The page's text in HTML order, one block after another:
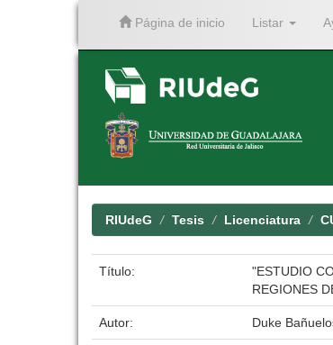
Página de inicio Listar
RIUdeG Tesis Licenciatura
Título:
"ESTUDIO
REGIONES
Autor: Duke